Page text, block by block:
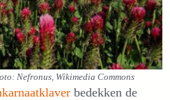
Nefronus, Wikimedia Commons
bedekken de